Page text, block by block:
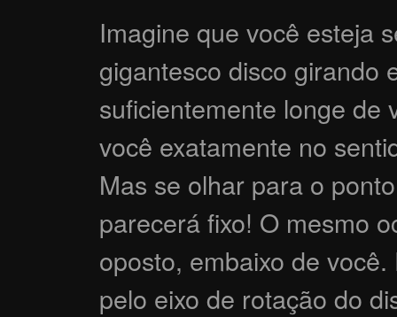
Imagine que você esteja
gigantesco disco girando
suficientemente longe de
você exatamente no
Mas se olhar para o
parecerá fixo! O mesmo
oposto, embaixo de
pelo eixo de rotação do